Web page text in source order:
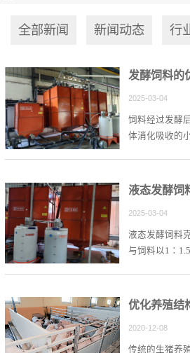
全部新闻 新闻动态 行
发酵饲料的
2025-03-04
饲料经过发酵
体消化吸收的
疫增强因子以
养水平和饲料
生产指标。
2025-03-04
液态发酵饲料
与饲料以
低pH值的、状
优化养殖结
2020-12-08
传统的生猪养